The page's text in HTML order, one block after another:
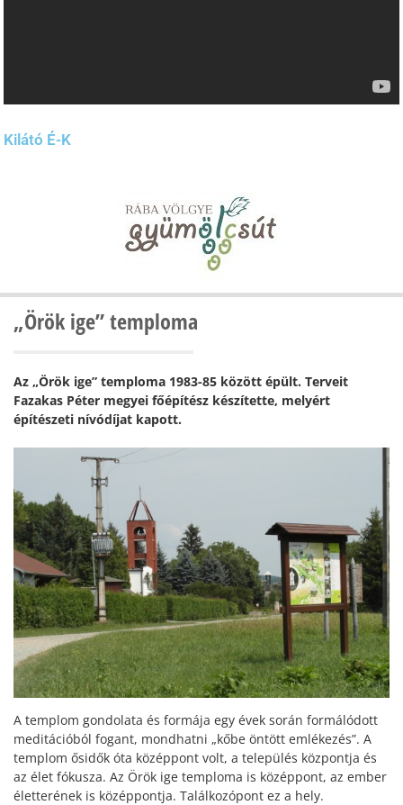
Kilátó É-K
„Örök ige” temploma
Az „Örök ige” temploma 1983-85 között épült. Terveit
Fazakas Péter megyei főépítész készítette, melyért
építészeti nívódíjat kapott.
A templom gondolata és formája egy évek során formálódott
meditációból fogant, mondhatni „kőbe öntött emlékezés”. A
templom ősidők óta középpont volt, a település központja és
az élet fókusza. Az Örök ige temploma is középpont, az ember
életterének is középpontja. Találkozópont ez a hely.